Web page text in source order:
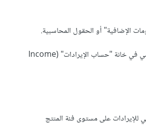
اتمنى ان تساعدك
الإضافية" أو الحقول المحاسبية.
حدّد حساب دخل افتراضي في خانة "حساب الإيرادات" (Income
للإيرادات على مستوى فئة المنتج